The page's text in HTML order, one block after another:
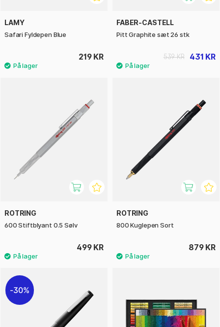
LAMY
Safari Fyldepen Blue
219 KR
FABER-CASTELL
Pitt Graphite sæt 26 stk
431 KR
539 KR
ROTRING
600 Stiftblyant 0.5 Sølv
499 KR
ROTRING
800 Kuglepen Sort
879 KR
30%